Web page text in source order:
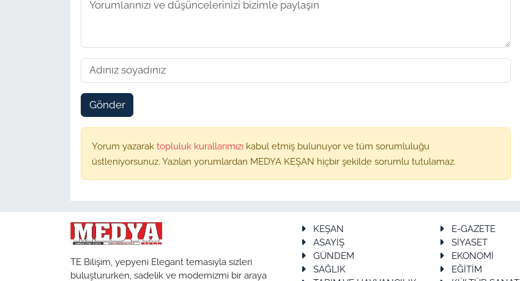
Gönder
Yorum yazarak topluluk kurallarımızı kabul etmiş bulunuyor ve tüm sorumluluğu
üstleniyorsunuz. Yazılan yorumlardan MEDYA KEŞAN hiçbir şekilde sorumlu tutulamaz.
TE Bilişim, yepyeni Elegant temasıyla sizleri
buluştururken, sadelik ve modernizmi bir araya
KEŞAN
E-GAZETE
ASAYİŞ
SİYASET
GÜNDEM
EKONOMİ
SAĞLIK
EĞİTİM